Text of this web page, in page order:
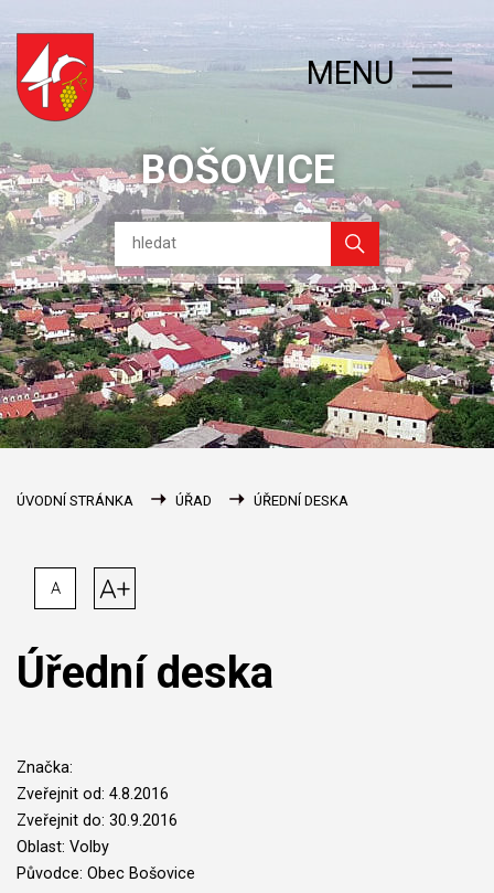
BOŠOVICE
MENU
ÚVODNÍ STRÁNKA ÚŘAD ÚŘEDNÍ DESKA
A A+
Úřední deska
Značka:
Zveřejnit od: 4.8.2016
Zveřejnit do: 30.9.2016
Oblast: Volby
Původce: Obec Bošovice